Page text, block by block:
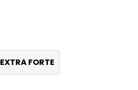
EXTRA FORTE